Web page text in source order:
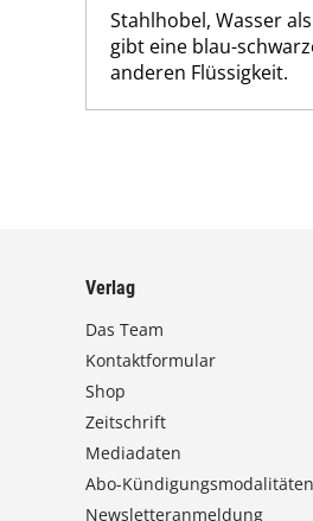
Stahlhobel, Wasser
gibt eine blau-
anderen Flüssigkeit.
Verlag
Das Team
Kontaktformular
Shop
Zeitschrift
Mediadaten
Abo-Kündigungsmodalitäten
Newsletteranmeldung